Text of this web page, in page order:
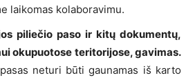
laikomas kolaboravimu.
piliečio paso ir kitų dokumentų,
okupuotose teritorijose, gavimas.
neturi būti gaunamas iš karto